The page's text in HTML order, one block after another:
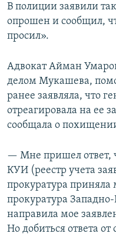
В полиции заявили
опрошен и сообщил,
просил».
Адвокат Айман
делом Мукашева,
ранее заявляла, что
отреагировала на ее
сообщала о
— Мне пришел ответ,
КУИ (реестр учета
прокуратура
прокуратура
направила мое
Но добиться ответа от